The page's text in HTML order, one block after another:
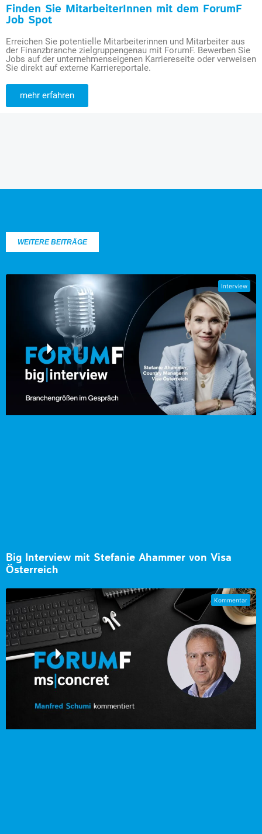
Finden Sie MitarbeiterInnen mit dem ForumF
Job Spot
Erreichen Sie potentielle Mitarbeiterinnen und Mitarbeiter aus
der Finanzbranche zielgruppengenau mit ForumF. Bewerben Sie
Jobs auf der unternehmenseigenen Karriereseite oder verweisen
Sie direkt auf externe Karriereportale.
mehr erfahren
WEITERE BEITRÄGE
Big Interview mit Stefanie Ahammer von Visa
Österreich